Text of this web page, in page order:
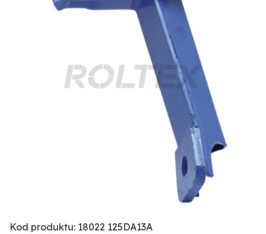
Kod produktu: 18022 125DA13A